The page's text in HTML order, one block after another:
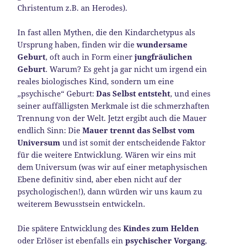
Christentum z.B. an Herodes).
In fast allen Mythen, die den Kindarchetypus als
Ursprung haben, finden wir diewundersame
Geburt, oft auch in Form einerjungfräulichen
Geburt. Warum? Es geht ja gar nicht um irgend ein
reales biologisches Kind, sondern um eine
„psychische“ Geburt:Das Selbst entsteht, und eines
seiner auffälligsten Merkmale ist die schmerzhaften
Trennung von der Welt. Jetzt ergibt auch die Mauer
endlich Sinn: DieMauer trennt das Selbst vom
Universum und ist somit der entscheidende Faktor
für die weitere Entwicklung. Wären wir eins mit
dem Universum (was wir auf einer metaphysischen
Ebene definitiv sind, aber eben nicht auf der
psychologischen!), dann würden wir uns kaum zu
weiterem Bewusstsein entwickeln.
Die spätere Entwicklung desKindes zum Helden
oder Erlöser ist ebenfalls einpsychischer Vorgang,